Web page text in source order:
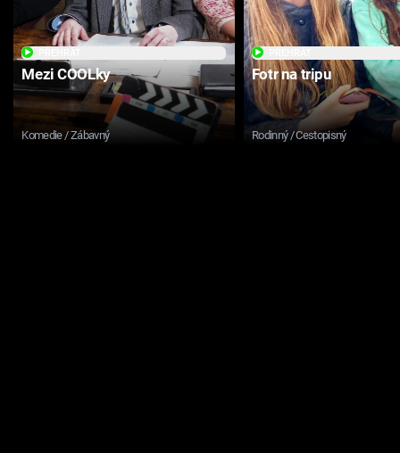
Mezi COOLky
Komedie / Zábavný
Fotr na tripu
Rodinný / Cestopisný